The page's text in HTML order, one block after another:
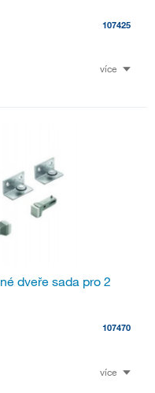
107425
více
dveře sada pro 2
107470
více